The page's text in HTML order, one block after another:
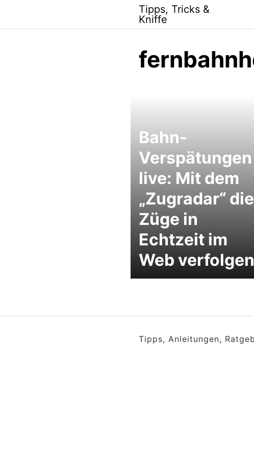
content
Tipps, Tricks &
Kniffe
Bahn-
Verspätungen
live: Mit dem
„Zugradar“ die
Züge in
Echtzeit im
Web verfolgen
Tipps, Anleitungen,